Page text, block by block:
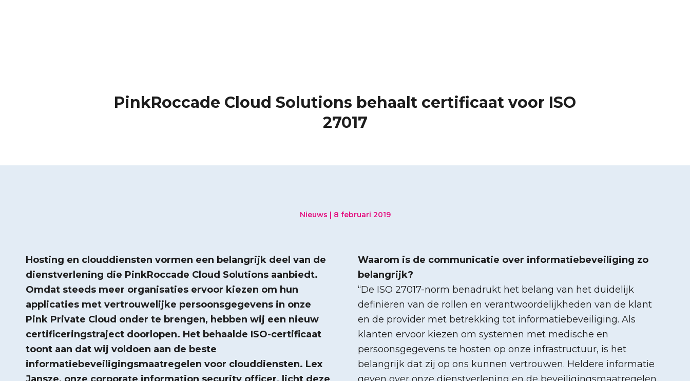
PinkRoccade Cloud Solutions behaalt certificaat voor ISO
27017
Nieuws | 8 februari 2019
Hosting en clouddiensten vormen een belangrijk deel van de
dienstverlening die PinkRoccade Cloud Solutions aanbiedt.
Omdat steeds meer organisaties ervoor kiezen om hun
applicaties met vertrouwelijke persoonsgegevens in onze
Pink Private Cloud onder te brengen, hebben wij een nieuw
certificeringstraject doorlopen. Het behaalde ISO-certificaat
toont aan dat wij voldoen aan de beste
informatiebeveiligingsmaatregelen voor clouddiensten. Lex
Waarom is de communicatie over informatiebeveiliging zo
belangrijk?
“De ISO 27017-norm benadrukt het belang van het duidelijk
definiëren van de rollen en verantwoordelijkheden van de klant
en de provider met betrekking tot informatiebeveiliging. Als
klanten ervoor kiezen om systemen met medische en
persoonsgegevens te hosten op onze infrastructuur, is het
belangrijk dat zij op ons kunnen vertrouwen. Heldere informatie